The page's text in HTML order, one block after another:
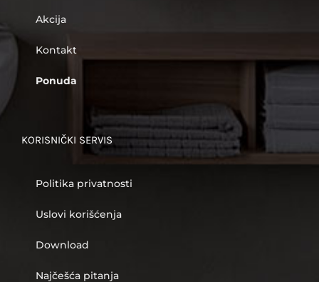
Akcija
Kontakt
Ponuda
KORISNIČKI SERVIS
Politika privatnosti
Uslovi korišćenja
Download
Najčešća pitanja